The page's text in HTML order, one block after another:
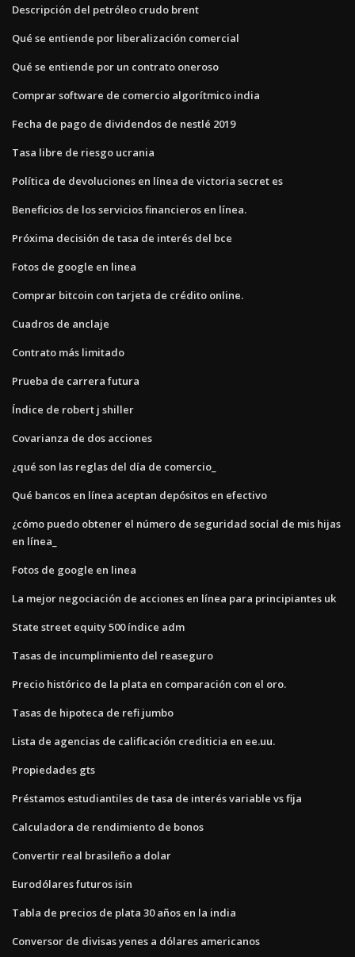
Descripción del petróleo crudo brent
Qué se entiende por liberalización comercial
Qué se entiende por un contrato oneroso
Comprar software de comercio algorítmico india
Fecha de pago de dividendos de nestlé 2019
Tasa libre de riesgo ucrania
Política de devoluciones en línea de victoria secret es
Beneficios de los servicios financieros en línea.
Próxima decisión de tasa de interés del bce
Fotos de google en linea
Comprar bitcoin con tarjeta de crédito online.
Cuadros de anclaje
Contrato más limitado
Prueba de carrera futura
Índice de robert j shiller
Covarianza de dos acciones
¿qué son las reglas del día de comercio_
Qué bancos en línea aceptan depósitos en efectivo
¿cómo puedo obtener el número de seguridad social de mis hijas
en línea_
Fotos de google en linea
La mejor negociación de acciones en línea para principiantes uk
State street equity 500 índice adm
Tasas de incumplimiento del reaseguro
Precio histórico de la plata en comparación con el oro.
Tasas de hipoteca de refi jumbo
Lista de agencias de calificación crediticia en ee.uu.
Propiedades gts
Préstamos estudiantiles de tasa de interés variable vs fija
Calculadora de rendimiento de bonos
Convertir real brasileño a dolar
Eurodólares futuros isin
Tabla de precios de plata 30 años en la india
Conversor de divisas yenes a dólares americanos